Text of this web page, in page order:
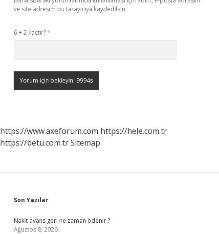
ve site adresim bu tarayıcıya kaydedilsin.
6 + 2 kaçtır?*
https://www.axeforum.com https://hele.com.tr
https://betu.com.trSitemap
Sidebar
Son Yazılar
Nakit avans geri ne zaman ödenir ?
Ağustos 8, 2026